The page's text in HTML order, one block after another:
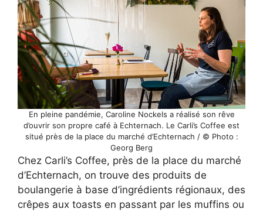
En pleine pandémie, Caroline Nockels a réalisé son rêve
d’ouvrir son propre café à Echternach. Le Carli’s Coffee est
situé près de la place du marché d’Echternach / © Photo :
Georg Berg
Chez Carli’s Coffee, près de la place du marché
d’Echternach, on trouve des produits de
boulangerie à base d’ingrédients régionaux, des
crêpes aux toasts en passant par les muffins ou